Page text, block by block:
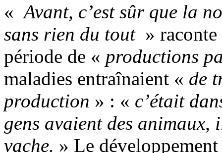
« Avant, c’est sûr que la
sans rien du tout »
période de « productions
maladies entraînaient « de
production » : « c’était
gens avaient des
vache. » Le